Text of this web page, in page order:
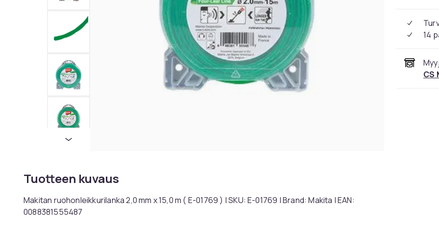
Tuotteen kuvaus
Makitan ruohonleikkurilanka 2,0 mm x 15,0 m ( E-01769 ) | SKU: E-01769 | Brand: Makita | EAN:
0088381555487
14
CS